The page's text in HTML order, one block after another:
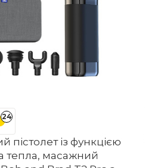
24
пістолет із функцією
тепла, масажний